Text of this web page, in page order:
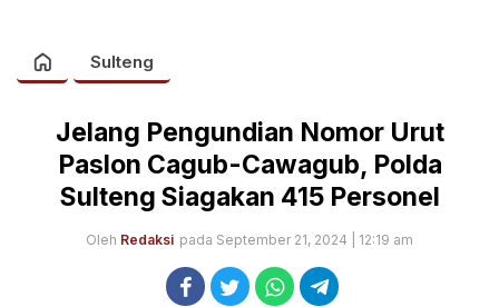
Sulteng
Jelang Pengundian Nomor Urut
Paslon Cagub-Cawagub, Polda
Sulteng Siagakan 415 Personel
Oleh Redaksi pada September 21, 2024 | 12:19 am